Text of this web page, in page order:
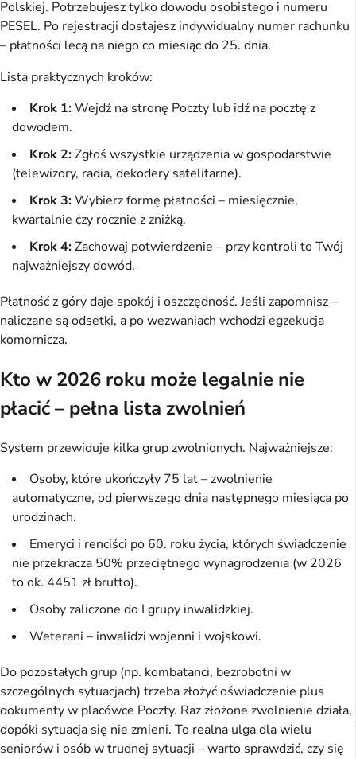
Polskiej. Potrzebujesz tylko dowodu osobistego i numeru
PESEL. Po rejestracji dostajesz indywidualny numer rachunku
– płatności lecą na niego co miesiąc do 25. dnia.
Lista praktycznych kroków:
Krok 1:Wejdź na stronę Poczty lub idź na pocztę z
dowodem.
Krok 2:Zgłoś wszystkie urządzenia w gospodarstwie
(telewizory, radia, dekodery satelitarne).
Krok 3:Wybierz formę płatności – miesięcznie,
kwartalnie czy rocznie z zniżką.
Krok 4:Zachowaj potwierdzenie – przy kontroli to Twój
najważniejszy dowód.
Płatność z góry daje spokój i oszczędność. Jeśli zapomnisz –
naliczane są odsetki, a po wezwaniach wchodzi egzekucja
komornicza.
Kto w 2026 roku może legalnie nie
płacić – pełna lista zwolnień
System przewiduje kilka grup zwolnionych. Najważniejsze:
Osoby, które ukończyły 75 lat – zwolnienie
automatyczne, od pierwszego dnia następnego miesiąca po
urodzinach.
Emeryci i renciści po 60. roku życia, których świadczenie
nie przekracza 50% przeciętnego wynagrodzenia (w 2026
to ok. 4451 zł brutto).
Osoby zaliczone do I grupy inwalidzkiej.
Weterani – inwalidzi wojenni i wojskowi.
Do pozostałych grup (np. kombatanci, bezrobotni w
szczególnych sytuacjach) trzeba złożyć oświadczenie plus
dokumenty w placówce Poczty. Raz złożone zwolnienie działa,
dopóki sytuacja się nie zmieni. To realna ulga dla wielu
seniorów i osób w trudnej sytuacji – warto sprawdzić, czy się